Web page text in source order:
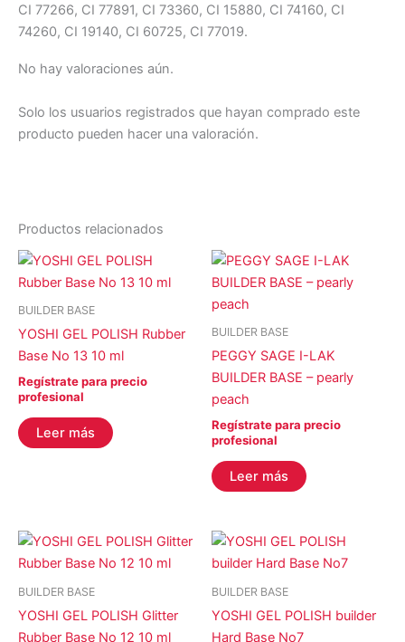
CI 77266, CI 77891, CI 73360, CI 15880, CI 74160, CI
74260, CI 19140, CI 60725, CI 77019.
No hay valoraciones aún.
Solo los usuarios registrados que hayan comprado este
producto pueden hacer una valoración.
Productos relacionados
BUILDER BASE
YOSHI GEL POLISH Rubber
Base No 13 10 ml
Regístrate para precio
profesional
Leer más
BUILDER BASE
PEGGY SAGE I-LAK
BUILDER BASE – pearly
peach
Regístrate para precio
profesional
Leer más
BUILDER BASE
YOSHI GEL POLISH Glitter
Rubber Base No 12 10 ml
BUILDER BASE
YOSHI GEL POLISH builder
Hard Base No7